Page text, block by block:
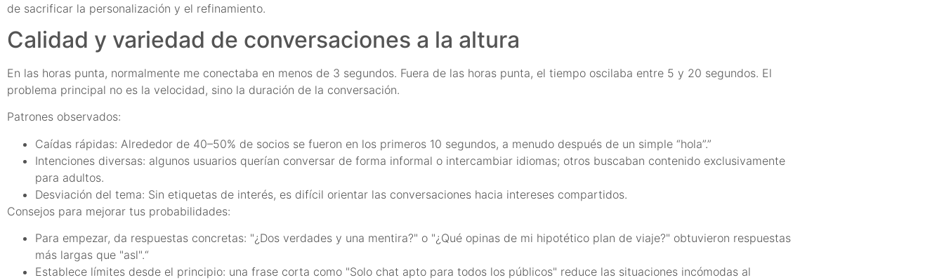
de sacrificar la personalización y el refinamiento.
Calidad y variedad de conversaciones a la altura
En las horas punta, normalmente me conectaba en menos de 3 segundos. Fuera de las horas punta, el tiempo oscilaba entre 5 y 20 segundos. El
problema principal no es la velocidad, sino la duración de la conversación.
Patrones observados:
Caídas rápidas: Alrededor de 40–50% de socios se fueron en los primeros 10 segundos, a menudo después de un simple “hola”.”
Intenciones diversas: algunos usuarios querían conversar de forma informal o intercambiar idiomas; otros buscaban contenido exclusivamente
para adultos.
Desviación del tema: Sin etiquetas de interés, es difícil orientar las conversaciones hacia intereses compartidos.
Consejos para mejorar tus probabilidades:
Para empezar, da respuestas concretas: "¿Dos verdades y una mentira?" o "¿Qué opinas de mi hipotético plan de viaje?" obtuvieron respuestas
más largas que "asl".“
Establece límites desde el principio: una frase corta como "Solo chat apto para todos los públicos" reduce las situaciones incómodas al